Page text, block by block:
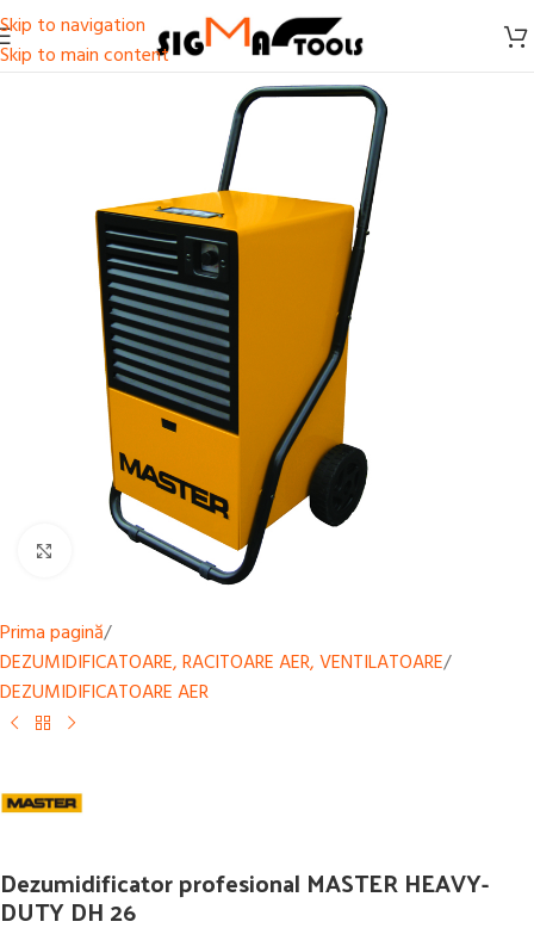
Skip to navigation
Skip to main content
Mărește
Prima pagină/
DEZUMIDIFICATOARE, RACITOARE AER, VENTILATOARE/
DEZUMIDIFICATOARE AER
Dezumidificator profesional MASTER HEAVY-
DUTY DH 26